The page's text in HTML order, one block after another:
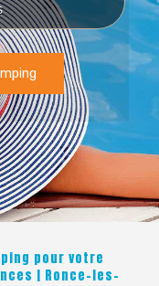
pour votre
| Ronce-les-